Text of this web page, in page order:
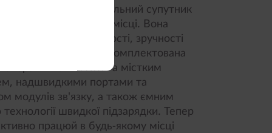
AMD) — це ідеальний супутник
будь-якому іншому місці. Вона
продуктивності, зручності
Система укомплектована
пам'яті та містким
надшвидкими портами та
модулів зв'язку, а також ємним
швидкої підзарядки. Тепер
працюй в будь-якому місці